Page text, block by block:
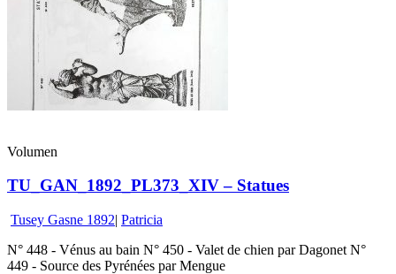
Volumen
TU_GAN_1892_PL373_XIV – Statues
Tusey Gasne 1892| Patricia
N° 448 - Vénus au bain N° 450 - Valet de chien par Dagonet N°
449 - Source des Pyrénées par Mengue